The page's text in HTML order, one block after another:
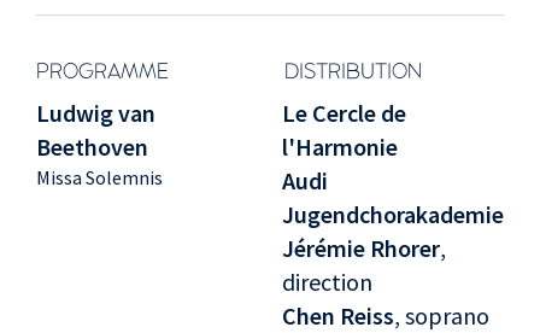
PROGRAMME DISTRIBUTION
Ludwig van
Beethoven
Missa Solemnis
Le Cercle de
l'Harmonie
Audi
Jugendchorakademie
Jérémie Rhorer,
direction
Chen Reiss, soprano